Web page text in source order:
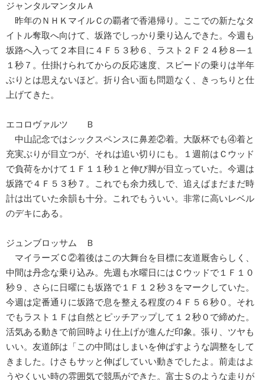
ジャンタルマンタルＡ
昨年のＮＨＫマイルＣの覇者で香港帰り。ここでの新たなタ
イトル奪取へ向けて、坂路でしっかり乗り込んできた。今週も
坂路へ入って２本目に４Ｆ５３秒６、ラスト２Ｆ２４秒８―１
１秒７。仕掛けられてからの反応速度、スピードの乗りは半年
ぶりとは思えないほど。折り合い面も問題なく、きっちりと仕
上げてきた。
エコロヴァルツ Ｂ
中山記念ではシックスペンスに鼻差②着。大阪杯でも④着と
充実ぶりが目立つが、それは追い切りにも。１週前はＣウッド
で負荷をかけて１Ｆ１１秒１と伸び脚が目立っていた。今週は
坂路で４Ｆ５３秒７。これでも余力残しで、追えばまだまだ時
計は出ていた余韻も十分。これでもういい。非常に高いレベル
のデキにある。
ジュンブロッサム Ｂ
マイラーズＣ②着後はこの大舞台を目標に友道厩舎らしく、
中間は丹念な乗り込み。先週も水曜日にはＣウッドで１Ｆ１０
秒９、さらに日曜にも坂路で１Ｆ１２秒３をマークしていた。
今週は定番通りに坂路で息を整える程度の４Ｆ５６秒０。それ
でもラスト１Ｆは自然とピッチアップして１２秒０で締めた。
活気ある動きで前回時より仕上げが進んだ印象。張り、ツヤも
いい。友道師は「この中間はしまいを伸ばすような調整をして
きました。けさもサッと伸ばしていい動きでしたよ。前走はよ
うやくいい時の雰囲気で競馬ができた。富士Ｓのような走りが